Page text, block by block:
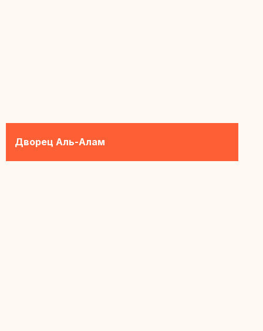
Дворец Аль-Алам